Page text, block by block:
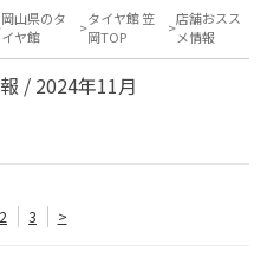
岡山県のタ
イヤ館
タイヤ館 笠
岡TOP
店舗おスス
メ情報
/ 2024年11月
2 3 >